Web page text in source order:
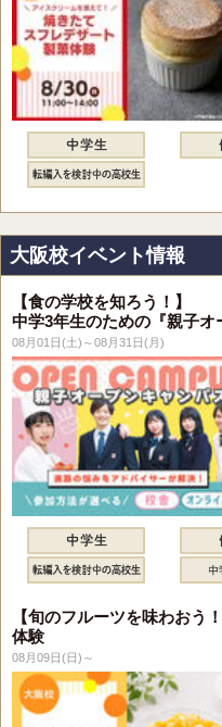
大阪校イベント情報
【食の学校を知ろう！】
中学3年生のための『親子オ
08月01日(土)～08月31日(月)
【旬のフルーツを味わおう
体験
08月09日(日)～